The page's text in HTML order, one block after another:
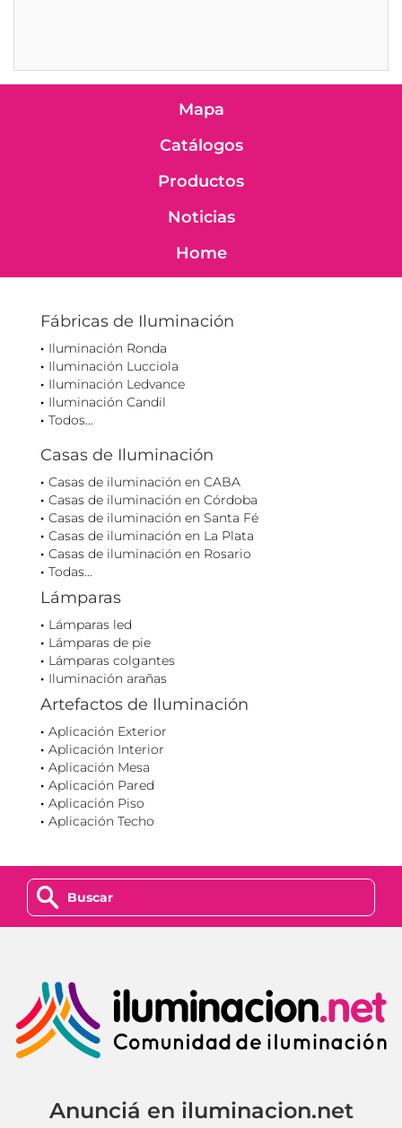
Mapa
Catálogos
Productos
Noticias
Home
Fábricas de Iluminación
Iluminación Ronda
Iluminación Lucciola
Iluminación Ledvance
Iluminación Candil
Todos...
Casas de Iluminación
Casas de iluminación en CABA
Casas de iluminación en Córdoba
Casas de iluminación en Santa Fé
Casas de iluminación en La Plata
Casas de iluminación en Rosario
Todas...
Lámparas
Lámparas led
Lámparas de pie
Lámparas colgantes
Iluminación arañas
Artefactos de Iluminación
Aplicación Exterior
Aplicación Interior
Aplicación Mesa
Aplicación Pared
Aplicación Piso
Aplicación Techo
z
Anunciá en iluminacion.net